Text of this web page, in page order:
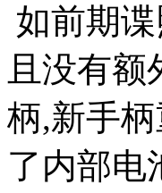
如前期
且没有
柄,新手
了内部电